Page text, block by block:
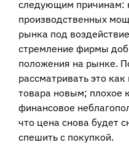
следующим причинам:
производственных
рынка под
стремление фирмы
положения на рынке.
рассматривать это
товара новым; плохое
финансовое
что цена снова будет
спешить с покупкой.